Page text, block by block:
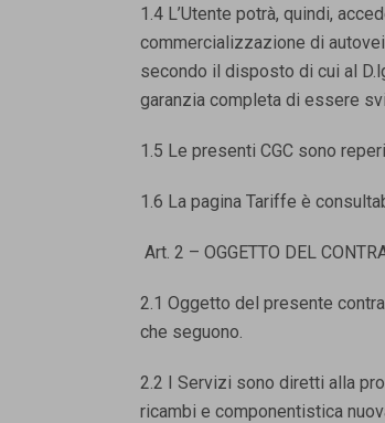
1.4 L’Utente potrà, quindi,
commercializzazione di
secondo il disposto di cui al
garanzia completa di essere
1.5 Le presenti CGC sono
1.6 La pagina Tariffe è
Art. 2 – OGGETTO DEL
2.1 Oggetto del presente
che seguono.
2.2 I Servizi sono diretti alla
ricambi e componentistica